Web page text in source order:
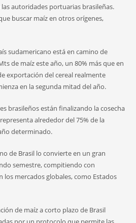
autoridades portuarias brasileñas.
buscar maíz en otros orígenes,
sudamericano está en camino de
de maíz este año, un 80% más que en
exportación del cereal realmente
en la segunda mitad del año.
brasileños están finalizando la cosecha
alrededor del 75% de la
determinado.
de Brasil lo convierte en un gran
semestre, compitiendo con
mercados globales, como Estados
de maíz a corto plazo de Brasil